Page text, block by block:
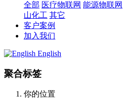
全部 医疗物联网 能源物联网
山化工 其它
客户案例
加入我们
English
聚合标签
你的位置